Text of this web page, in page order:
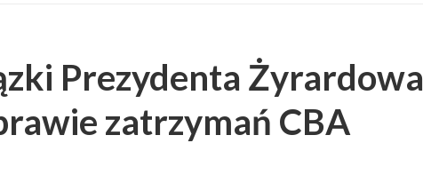
Prezydenta Żyrardowa
zatrzymań CBA